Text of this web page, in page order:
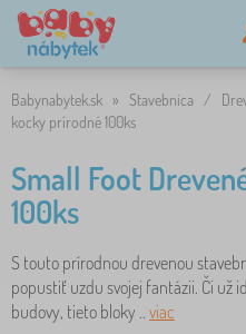
Babynabytek.sk » Stavebnica /
kocky prírodné 100ks
Small Foot
100ks
S touto prírodnou drevenou
popustiť uzdu svojej fantázii. Či už
budovy, tieto bloky .. viac